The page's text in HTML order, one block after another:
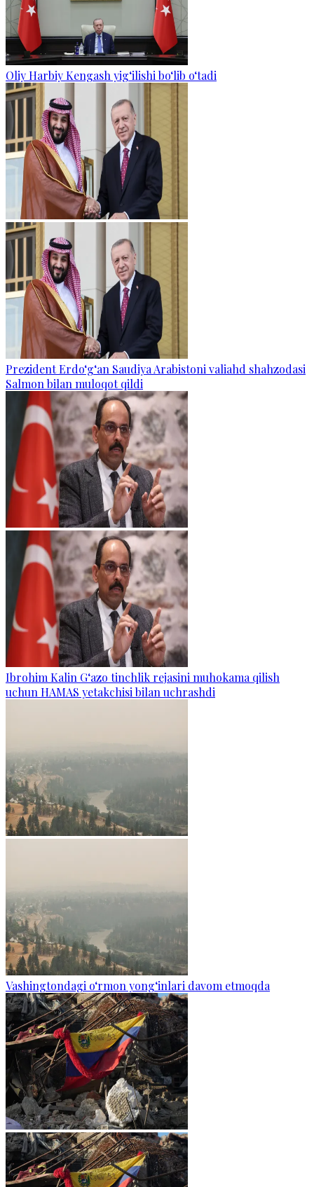
Oliy Harbiy Kengash yig‘ilishi bo‘lib o‘tadi
Prezident Erdo‘g‘an Saudiya Arabistoni valiahd shahzodasi
Salmon bilan muloqot qildi
Ibrohim Kalin G‘azo tinchlik rejasini muhokama qilish
uchun HAMAS yetakchisi bilan uchrashdi
Vashingtondagi o‘rmon yong‘inlari davom etmoqda